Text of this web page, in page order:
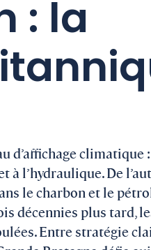
: la
d’affichage
à l’hydraulique. De
le charbon et le
décennies plus tard,
Entre stratégie